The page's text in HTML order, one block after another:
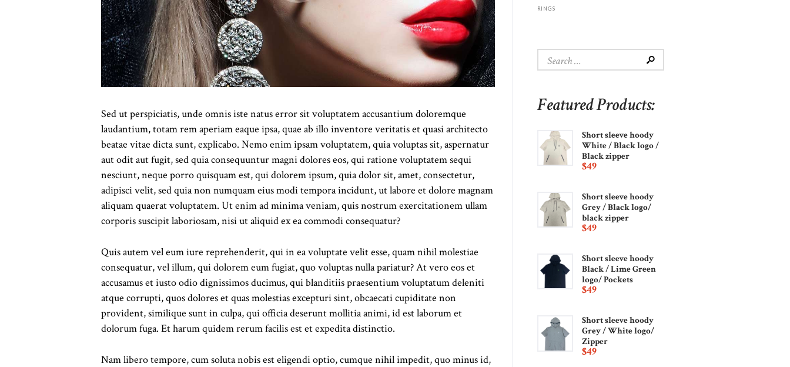
Sed ut perspiciatis, unde omnis iste natus error sit voluptatem accusantium doloremque
laudantium, totam rem aperiam eaque ipsa, quae ab illo inventore veritatis et quasi architecto
beatae vitae dicta sunt, explicabo. Nemo enim ipsam voluptatem, quia voluptas sit, aspernatur
aut odit aut fugit, sed quia consequuntur magni dolores eos, qui ratione voluptatem sequi
nesciunt, neque porro quisquam est, qui dolorem ipsum, quia dolor sit, amet, consectetur,
adipisci velit, sed quia non numquam eius modi tempora incidunt, ut labore et dolore magnam
aliquam quaerat voluptatem. Ut enim ad minima veniam, quis nostrum exercitationem ullam
corporis suscipit laboriosam, nisi ut aliquid ex ea commodi consequatur?
Quis autem vel eum iure reprehenderit, qui in ea voluptate velit esse, quam nihil molestiae
consequatur, vel illum, qui dolorem eum fugiat, quo voluptas nulla pariatur? At vero eos et
accusamus et iusto odio dignissimos ducimus, qui blanditiis praesentium voluptatum deleniti
atque corrupti, quos dolores et quas molestias excepturi sint, obcaecati cupiditate non
provident, similique sunt in culpa, qui officia deserunt mollitia animi, id est laborum et
dolorum fuga. Et harum quidem rerum facilis est et expedita distinctio.
Nam libero tempore, cum soluta nobis est eligendi optio, cumque nihil impedit, quo minus id,
RINGS
Search
for:
Featured Products:
Short sleeve hoody
White / Black logo /
Black zipper
$49
Short sleeve hoody
Grey / Black logo/
black zipper
$49
Short sleeve hoody
Black / Lime Green
logo/ Pockets
$49
Short sleeve hoody
Grey / White logo/
Zipper
$49